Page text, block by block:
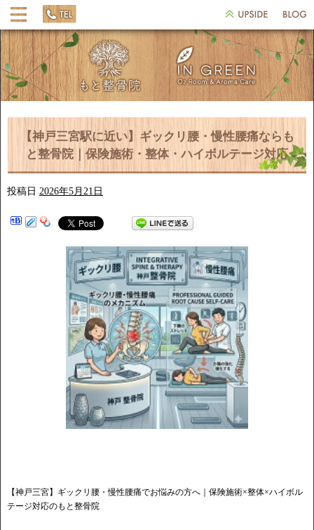
【神戸三宮駅に近い】ギックリ腰・慢性腰痛ならも
と整骨院｜保険施術・整体・ハイボルテージ対応
投稿日 2026年5月21日
【神戸三宮】ギックリ腰・慢性腰痛でお悩みの方へ｜保険施術×整体×ハイボル
テージ対応のもと整骨院